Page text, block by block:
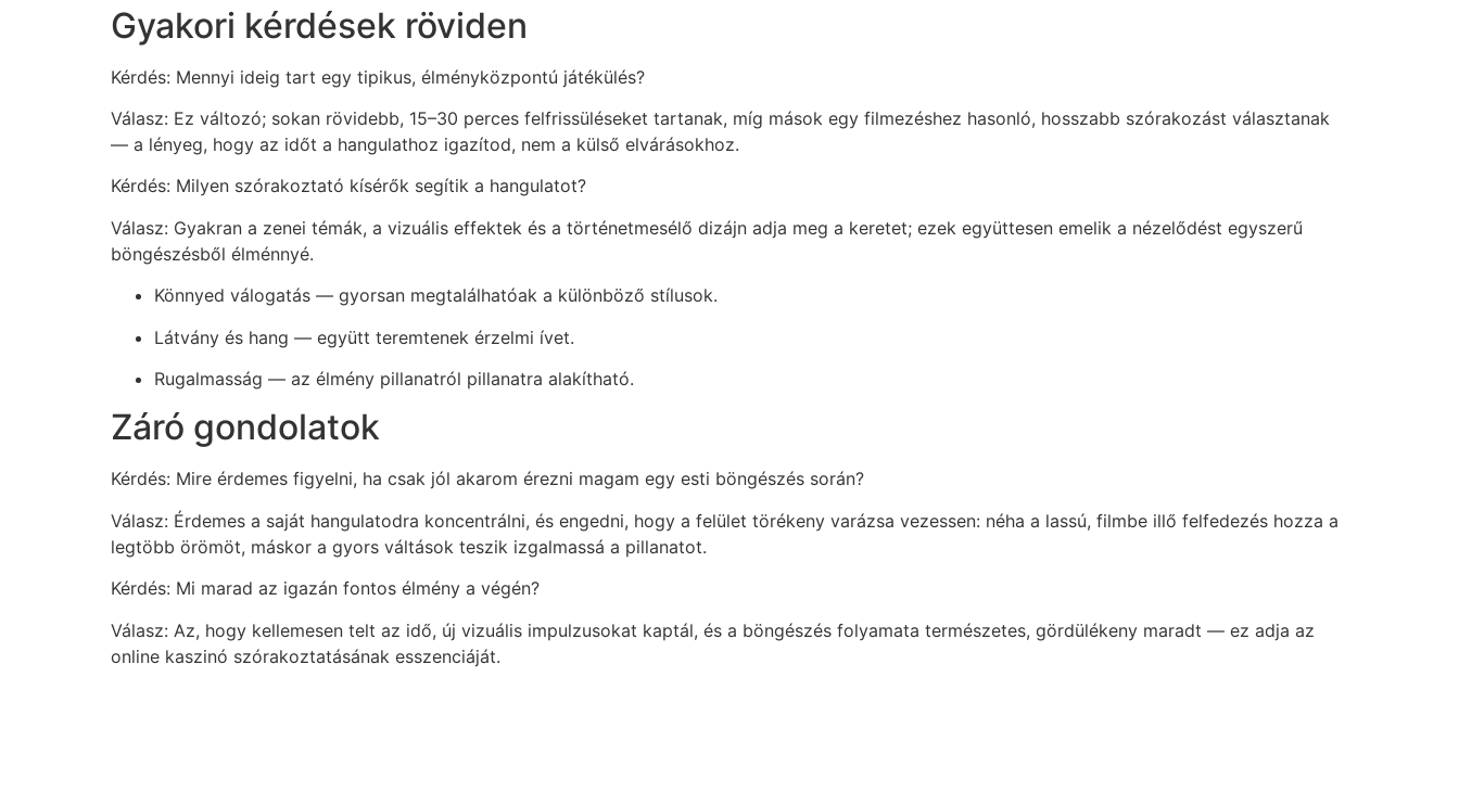
Gyakori kérdések röviden
Kérdés: Mennyi ideig tart egy tipikus, élményközpontú játékülés?
Válasz: Ez változó; sokan rövidebb, 15–30 perces felfrissüléseket tartanak, míg mások egy filmezéshez hasonló, hosszabb szórakozást választanak
— a lényeg, hogy az időt a hangulathoz igazítod, nem a külső elvárásokhoz.
Kérdés: Milyen szórakoztató kísérők segítik a hangulatot?
Válasz: Gyakran a zenei témák, a vizuális effektek és a történetmesélő dizájn adja meg a keretet; ezek együttesen emelik a nézelődést egyszerű
böngészésből élménnyé.
Könnyed válogatás — gyorsan megtalálhatóak a különböző stílusok.
Látvány és hang — együtt teremtenek érzelmi ívet.
Rugalmasság — az élmény pillanatról pillanatra alakítható.
Záró gondolatok
Kérdés: Mire érdemes figyelni, ha csak jól akarom érezni magam egy esti böngészés során?
Válasz: Érdemes a saját hangulatodra koncentrálni, és engedni, hogy a felület törékeny varázsa vezessen: néha a lassú, filmbe illő felfedezés hozza a
legtöbb örömöt, máskor a gyors váltások teszik izgalmassá a pillanatot.
Kérdés: Mi marad az igazán fontos élmény a végén?
Válasz: Az, hogy kellemesen telt az idő, új vizuális impulzusokat kaptál, és a böngészés folyamata természetes, gördülékeny maradt — ez adja az
online kaszinó szórakoztatásának esszenciáját.